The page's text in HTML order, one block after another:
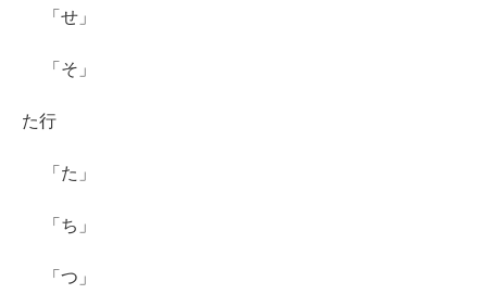
「せ」
「そ」
た行
「た」
「ち」
「つ」